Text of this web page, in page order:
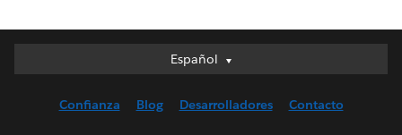
Español
Español
English (UK)
Confianza Blog Desarrolladores Contacto